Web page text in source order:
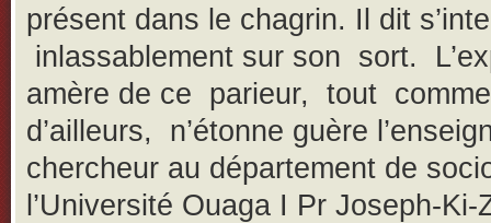
présent dans le chagrin. Il dit
inlassablement sur son sort.
amère de ce parieur, tout comme
d’ailleurs, n’étonne guère
chercheur au département de
l’Université Ouaga I Pr Joseph-Ki-